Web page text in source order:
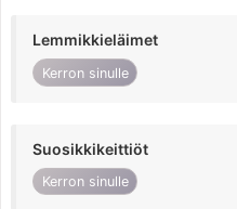
Lemmikkieläimet
Kerron sinulle
Suosikkikeittiöt
Kerron sinulle